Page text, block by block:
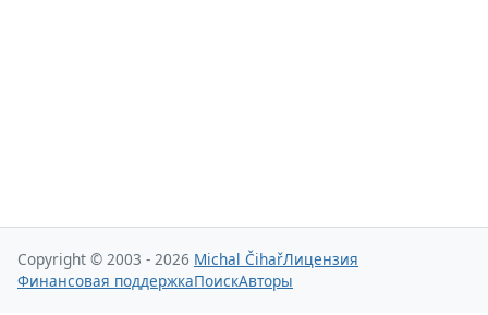
Copyright © 2003 - 2026 Michal ČihařЛицензия
Финансовая поддержкаПоискАвторы